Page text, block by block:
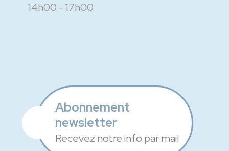
14h00 - 17h00
Abonnement
newsletter
Recevez notre info par mail